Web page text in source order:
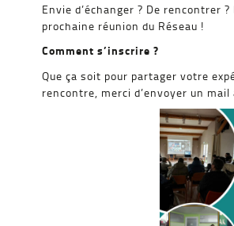
Envie d’échanger ? De rencontrer
prochaine réunion du Réseau !
Comment s’inscrire ?
Que ça soit pour partager votre
rencontre, merci d’envoyer un mail